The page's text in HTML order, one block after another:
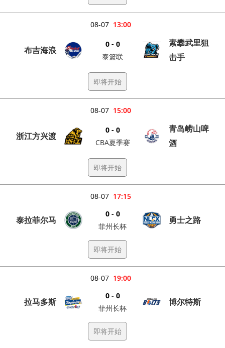
13:00
08-07
布吉海浪
0 - 0
泰篮联
素攀武里狙
击手
即将开始
15:00
08-07
浙江方兴渡
0 - 0
CBA夏季赛
青岛崂山啤
酒
即将开始
17:15
08-07
泰拉菲尔马
0 - 0
菲州长杯
勇士之路
即将开始
19:00
08-07
拉马多斯
0 - 0
菲州长杯
博尔特斯
即将开始